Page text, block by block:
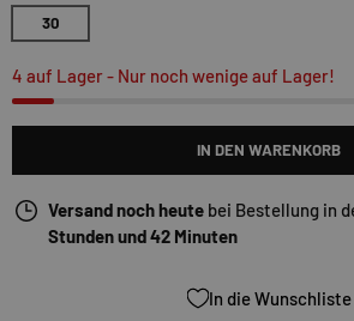
30
4 auf Lager- Nur noch wenige auf Lager!
IN DEN WARENKORB
Versand noch heute bei Bestellung in
Stunden und 42 Minuten
In die Wunschliste